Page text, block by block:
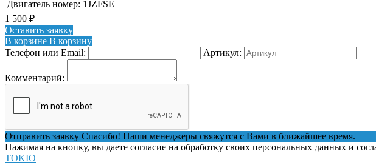
Двигатель номер: 1JZFSE
1 500 ₽
Оставить заявку
В корзине В корзину
Телефон или Email:
Артикул:
Комментарий:
Отправить заявку Спасибо! Наши менеджеры свяжутся с Вами в ближайшее время.
Нажимая на кнопку, вы даете согласие на обработку своих персональных данных и
TOKIO